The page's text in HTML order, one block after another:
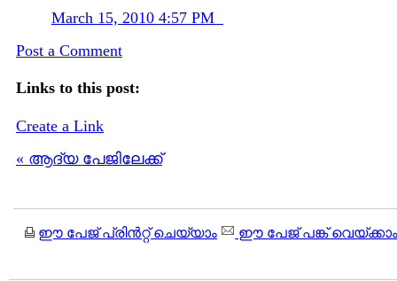
March 15, 2010 4:57 PM
Post a Comment
Links to this post:
Create a Link
« ആദ്യ പേജിലേക്ക്
ഈ പേജ് പ്രിന്‍റ്റ് ചെയ്യാം ഈ പേജ് പങ്ക് വെയ്ക്കാം